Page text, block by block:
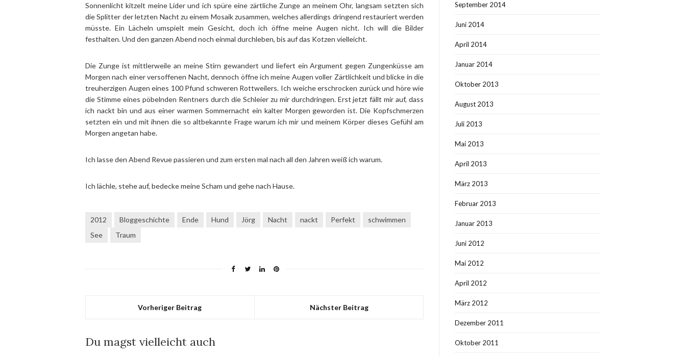
Sonnenlicht kitzelt meine Lider und ich spüre eine zärtliche Zunge an meinem Ohr, langsam setzten sich
die Splitter der letzten Nacht zu einem Mosaik zusammen, welches allerdings dringend restauriert werden
müsste. Ein Lächeln umspielt mein Gesicht, doch ich öffne meine Augen nicht. Ich will die Bilder
festhalten. Und den ganzen Abend noch einmal durchleben, bis auf das Kotzen vielleicht.
Die Zunge ist mittlerweile an meine Stirn gewandert und liefert ein Argument gegen Zungenküsse am
Morgen nach einer versoffenen Nacht, dennoch öffne ich meine Augen voller Zärtlichkeit und blicke in die
treuherzigen Augen eines 100 Pfund schweren Rottweilers. Ich weiche erschrocken zurück und höre wie
die Stimme eines pöbelnden Rentners durch die Schleier zu mir durchdringen. Erst jetzt fällt mir auf, dass
ich nackt bin und aus einer warmen Sommernacht ein kalter Morgen geworden ist. Die Kopfschmerzen
setzten ein und mit ihnen die so altbekannte Frage warum ich mir und meinem Körper dieses Gefühl am
Morgen angetan habe.
Ich lasse den Abend Revue passieren und zum ersten mal nach all den Jahren weiß ich warum.
Ich lächle, stehe auf, bedecke meine Scham und gehe nach Hause.
2012 Bloggeschichte Ende Hund Jörg Nacht nackt Perfekt
schwimmen
See
Traum
Vorheriger Beitrag Nächster Beitrag
Du magst vielleicht auch
September 2014
Juni 2014
April 2014
Januar 2014
Oktober 2013
August 2013
Juli 2013
Mai 2013
April 2013
März 2013
Februar 2013
Januar 2013
Juni 2012
Mai 2012
April 2012
März 2012
Dezember 2011
Oktober 2011